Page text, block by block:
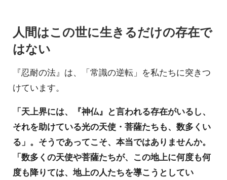
人間はこの世に生きるだけの存在で
はない
『忍耐の法』は、「常識の逆転」を私たちに突きつ
けています。
「天上界には、『神仏』と言われる存在がいるし、
それを助けている光の天使・菩薩たちも、数多くい
る」。そうであってこそ、本当ではありませんか。
「数多くの天使や菩薩たちが、この地上に何度も何
度も降りては、地上の人たちを導こうとしてい